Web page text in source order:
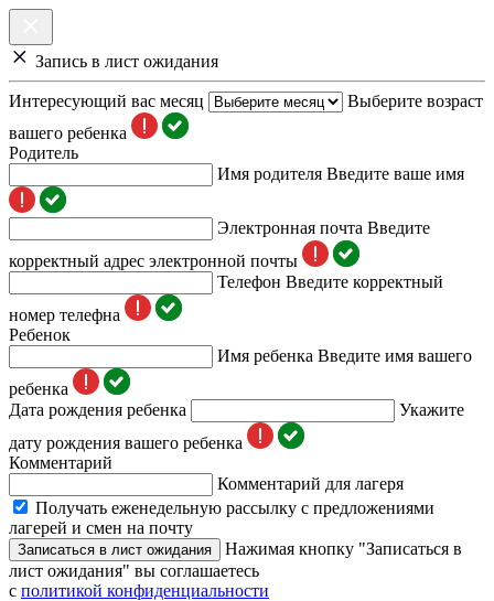
Запись в лист ожидания
Интересующий вас месяц
Выберите возраст
вашего ребенка
Родитель
Имя родителя Введите ваше имя
Электронная почта Введите
корректный адрес электронной почты
Телефон Введите корректный
номер телефна
Ребенок
Имя ребенка Введите имя вашего
ребенка
Дата рождения ребенка
Укажите
дату рождения вашего ребенка
Комментарий
Комментарий для лагеря
Получать еженедельную рассылку с предложениями
лагерей и смен на почту
Записаться в лист ожидания
Нажимая кнопку "Записаться в
лист ожидания" вы соглашаетесь
с политикой конфиденциальности